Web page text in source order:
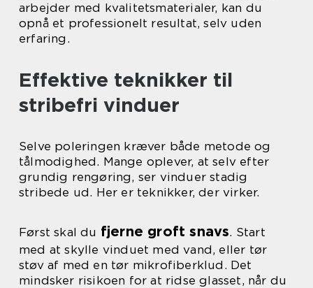
arbejder med kvalitetsmaterialer, kan du
opnå et professionelt resultat, selv uden
erfaring.
Effektive teknikker til
stribefri vinduer
Selve poleringen kræver både metode og
tålmodighed. Mange oplever, at selv efter
grundig rengøring, ser vinduer stadig
stribede ud. Her er teknikker, der virker.
Først skal du fjerne groft snavs. Start
med at skylle vinduet med vand, eller tør
støv af med en tør mikrofiberklud. Det
mindsker risikoen for at ridse glasset, når du